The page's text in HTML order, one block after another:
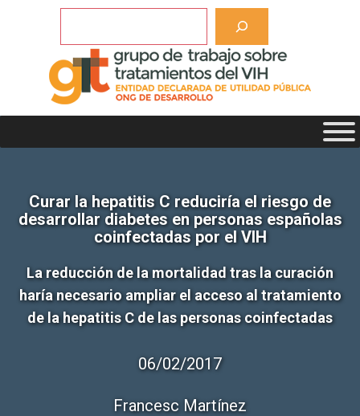
Curar la hepatitis C reduciría el riesgo de
desarrollar diabetes en personas españolas
coinfectadas por el VIH
La reducción de la mortalidad tras la curación
haría necesario ampliar el acceso al tratamiento
de la hepatitis C de las personas coinfectadas
06/02/2017
Francesc Martínez